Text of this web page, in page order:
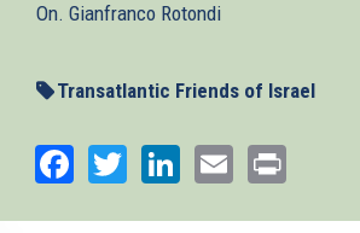
On. Gianfranco Rotondi
Transatlantic Friends of Israel
Facebook
TwitterLinkedIn
Email